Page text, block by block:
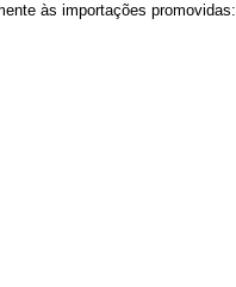
às importações promovidas: